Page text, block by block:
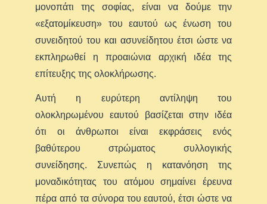
μονοπάτι της σοφίας, είναι να δούμε την
«εξατομίκευση» του εαυτού ως ένωση του
συνειδητού του και ασυνείδητου έτσι ώστε να
εκπληρωθεί η προαιώνια αρχική ιδέα της
επίτευξης της ολοκλήρωσης.
Αυτή η ευρύτερη αντίληψη του
ολοκληρωμένου εαυτού βασίζεται στην ιδέα
ότι οι άνθρωποι είναι εκφράσεις ενός
βαθύτερου στρώματος συλλογικής
συνείδησης. Συνεπώς η κατανόηση της
μοναδικότητας του ατόμου σημαίνει έρευνα
πέρα από τα σύνορα του εαυτού, έτσι ώστε να